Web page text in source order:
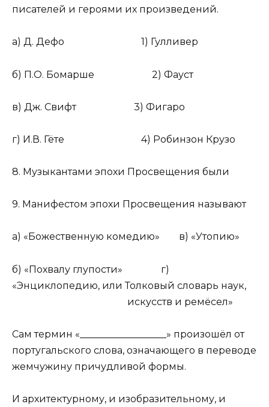
писателей и героями их произведений.
а) Д. Дефо 1) Гулливер
б) П.О. Бомарше 2) Фауст
в) Дж. Свифт 3) Фигаро
г) И.В. Гёте 4) Робинзон Крузо
8. Музыкантами эпохи Просвещения были
9. Манифестом эпохи Просвещения называют
а) «Божественную комедию» в) «Утопию»
б) «Похвалу глупости» г)
«Энциклопедию, или Толковый словарь наук,
искусств и ремёсел»
Сам термин «__________________» произошёл от
португальского слова, означающего в переводе
жемчужину причудливой формы.
И архитектурному, и изобразительному, и